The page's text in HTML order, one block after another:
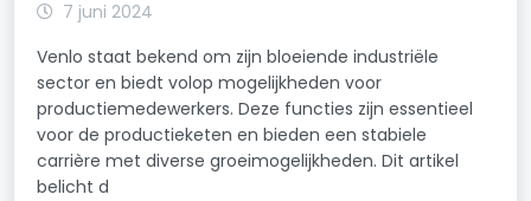
7 juni 2024
Venlo staat bekend om zijn bloeiende industriële
sector en biedt volop mogelijkheden voor
productiemedewerkers. Deze functies zijn essentieel
voor de productieketen en bieden een stabiele
carrière met diverse groeimogelijkheden. Dit artikel
belicht d